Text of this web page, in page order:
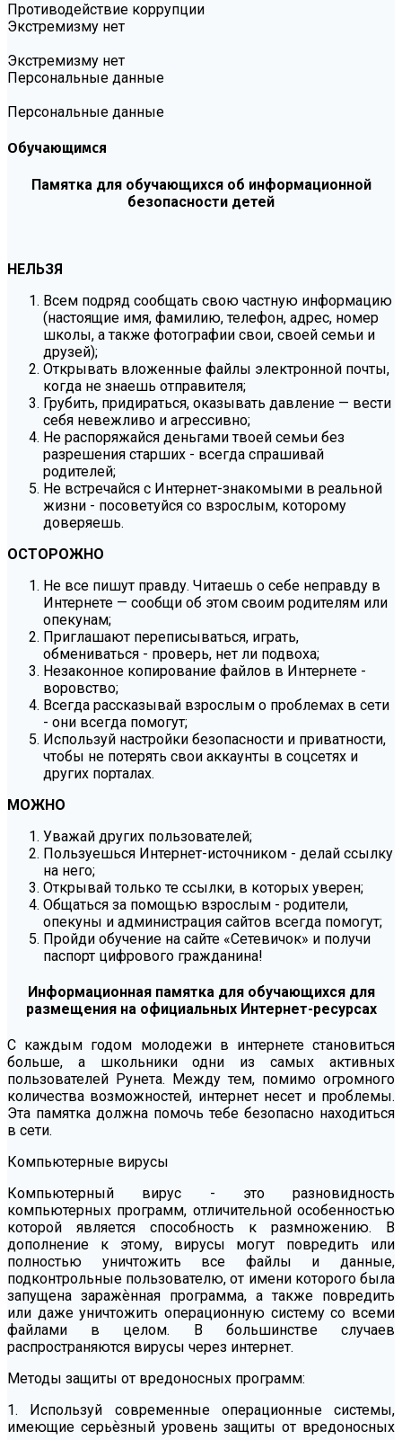
Противодействие коррупции
Экстремизму нет
Экстремизму нет
Персональные данные
Персональные данные
Обучающимся
Памятка для обучающихся об информационной
безопасности детей
НЕЛЬЗЯ
Всем подряд сообщать свою частную информацию
(настоящие имя, фамилию, телефон, адрес, номер
школы, а также фотографии свои, своей семьи и
друзей);
Открывать вложенные файлы электронной почты,
когда не знаешь отправителя;
Грубить, придираться, оказывать давление — вести
себя невежливо и агрессивно;
Не распоряжайся деньгами твоей семьи без
разрешения старших - всегда спрашивай
родителей;
Не встречайся с Интернет-знакомыми в реальной
жизни - посоветуйся со взрослым, которому
доверяешь.
ОСТОРОЖНО
Не все пишут правду. Читаешь о себе неправду в
Интернете — сообщи об этом своим родителям или
опекунам;
Приглашают переписываться, играть,
обмениваться - проверь, нет ли подвоха;
Незаконное копирование файлов в Интернете -
воровство;
Всегда рассказывай взрослым о проблемах в сети
- они всегда помогут;
Используй настройки безопасности и приватности,
чтобы не потерять свои аккаунты в соцсетях и
других порталах.
МОЖНО
Уважай других пользователей;
Пользуешься Интернет-источником - делай ссылку
на него;
Открывай только те ссылки, в которых уверен;
Общаться за помощью взрослым - родители,
опекуны и администрация сайтов всегда помогут;
Пройди обучение на сайте «Сетевичок» и получи
паспорт цифрового гражданина!
Информационная памятка для обучающихся для
размещения на официальных Интернет-ресурсах
С каждым годом молодежи в интернете становиться
больше, а школьники одни из самых активных
пользователей Рунета. Между тем, помимо огромного
количества возможностей, интернет несет и проблемы.
Эта памятка должна помочь тебе безопасно находиться
в сети.
Компьютерные вирусы
Компьютерный вирус - это разновидность
компьютерных программ, отличительной особенностью
которой является способность к размножению. В
дополнение к этому, вирусы могут повредить или
полностью уничтожить все файлы и данные,
подконтрольные пользователю, от имени которого была
запущена заражѐнная программа, а также повредить
или даже уничтожить операционную систему со всеми
файлами в целом. В большинстве случаев
распространяются вирусы через интернет.
Методы защиты от вредоносных программ:
1. Используй современные операционные системы,
имеющие серьѐзный уровень защиты от вредоносных